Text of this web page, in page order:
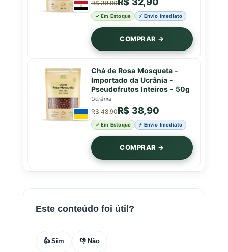
R$ 38,90
✓ Em Estoque ⚡ Envio Imediato
COMPRAR →
Chá de Rosa Mosqueta -
Importado da Ucrânia -
Pseudofrutos Inteiros - 50g
Ucrânia
R$ 48,90R$ 38,90
✓ Em Estoque ⚡ Envio Imediato
COMPRAR →
Este conteúdo foi útil?
👍 Sim 👎 Não